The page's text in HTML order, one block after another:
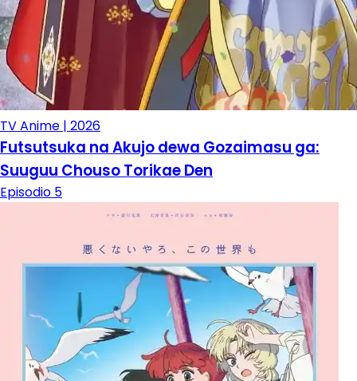
TV Anime | 2026
Futsutsuka na Akujo dewa Gozaimasu ga:
Suuguu Chouso Torikae Den
Episodio 5